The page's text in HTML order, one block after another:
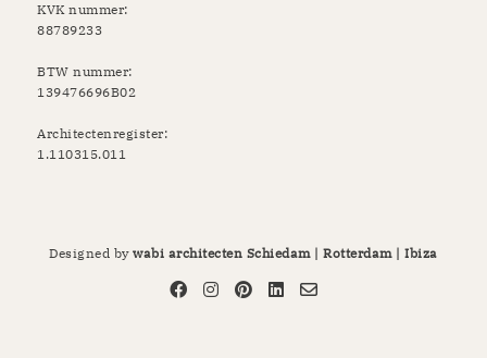
KVK nummer:
88789233
BTW nummer:
139476696B02
Architectenregister:
1.110315.011
Designed bywabi architecten Schiedam | Rotterdam | Ibiza